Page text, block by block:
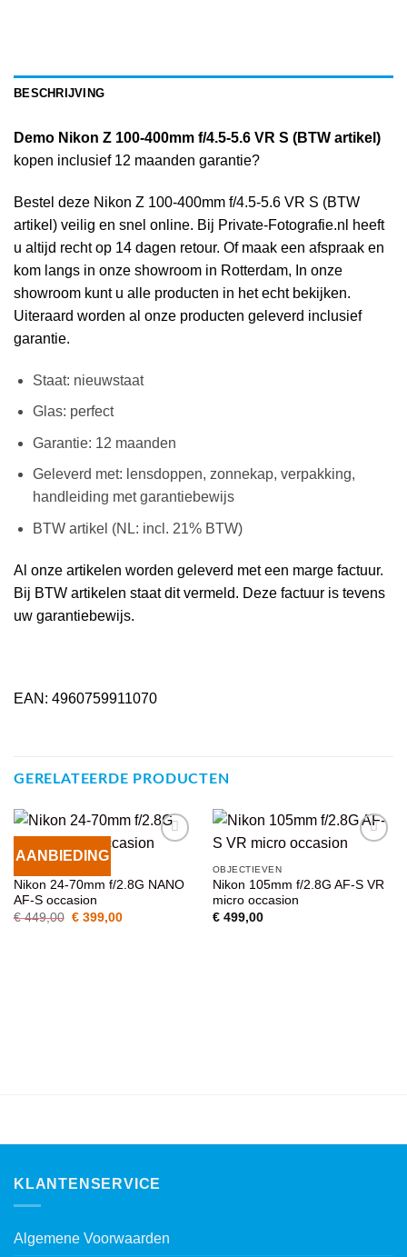
BESCHRIJVING
Demo Nikon Z 100-400mm f/4.5-5.6 VR S (BTW artikel)
kopen inclusief 12 maanden garantie?
Bestel deze Nikon Z 100-400mm f/4.5-5.6 VR S (BTW
artikel) veilig en snel online. Bij Private-Fotografie.nl heeft
u altijd recht op 14 dagen retour. Of maak een afspraak en
kom langs in onze showroom in Rotterdam, In onze
showroom kunt u alle producten in het echt bekijken.
Uiteraard worden al onze producten geleverd inclusief
garantie.
Staat: nieuwstaat
Glas: perfect
Garantie: 12 maanden
Geleverd met: lensdoppen, zonnekap, verpakking,
handleiding met garantiebewijs
BTW artikel (NL: incl. 21% BTW)
Al onze artikelen worden geleverd met een marge factuur.
Bij BTW artikelen staat dit vermeld. Deze factuur is tevens
uw garantiebewijs.
EAN: 4960759911070
GERELATEERDE PRODUCTEN
AANBIEDINGVOEG TOE
WENSENLIJST
Nikon 24-70mm f/2.8G NANO
AF-S occasion
€449,00 Oorspronkelijke
€399,00Huidige
WENSENLIJST
OBJECTIEVEN
Nikon 105mm f/2.8G AF-S VR
micro occasion
€499,00
KLANTENSERVICE
Algemene Voorwaarden